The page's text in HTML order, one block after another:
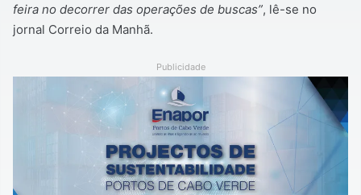
feira no decorrer das operações de buscas”, lê-se no
jornal Correio da Manhã.
Publicidade